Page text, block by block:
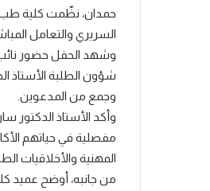
حمدان، نظّمت كلية طب
السريري والتعامل
وشهد الحفل حضور نائب
شؤون الطلبة الأستاذ
وجمع من المدعوين.
وأكد الأستاذ الدكتور
مفصلية في حياتهم
المهنية والأخلاقيات
من جانبه، أوضح عميد